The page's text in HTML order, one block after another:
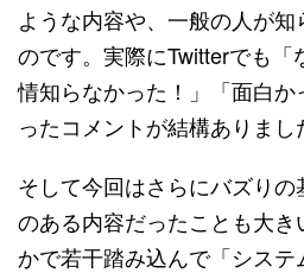
ような内容や、一般の人が
のです。実際にTwitterでも
情知らなかった！」「面白
ったコメントが結構ありまし
そして今回はさらにバズり
のある内容だったことも大
かで若干踏み込んで「システ